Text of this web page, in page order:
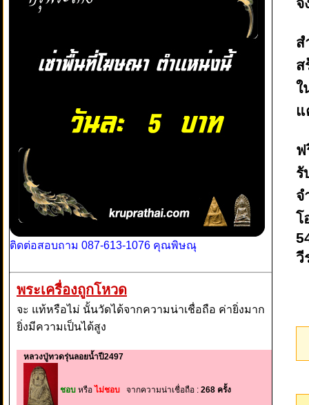
ติดต่อสอบถาม 087-613-1076 คุณพิษณุ
พระเครื่องถูกโหวด
จะ แท้หรือไม่ นั้นวัดได้จากความน่าเชื่อถือ ค่ายิ่งมาก
ยิ่งมีความเป็นได้สูง
หลวงปู่ทวดรุ่นลอยน้ำปี2497
ชอบ หรือไม่ชอบ จากความน่าเชื่อถือ : 268 ครั้ง
จึ
ส
ส
ใ
แ
ฟ
รั
จ
โ
วี